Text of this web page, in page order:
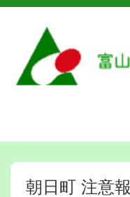
朝日町 注意報